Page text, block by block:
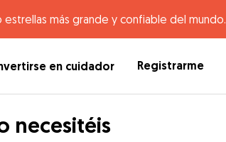
más grande y confiable del mundo.
en cuidador Registrarme
necesitéis